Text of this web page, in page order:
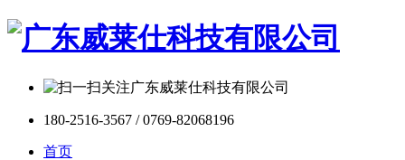
180-2516-3567 / 0769-82068196
首页